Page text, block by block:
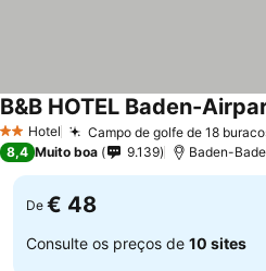
2 Estrelas
Hotel Campo de golfe de 18
B&B HOTEL Baden-
8,4 Muito boa 9.139 Baden-
De € 48
Consulte os preços de 10 sites